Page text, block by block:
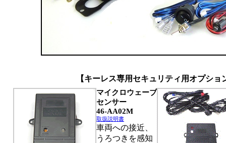
【キーレス専用セキュリティ用オプショ
マイクロウェーブ
センサー
46-AA02M
取扱説明書
車両への接近、
うろつきを感知